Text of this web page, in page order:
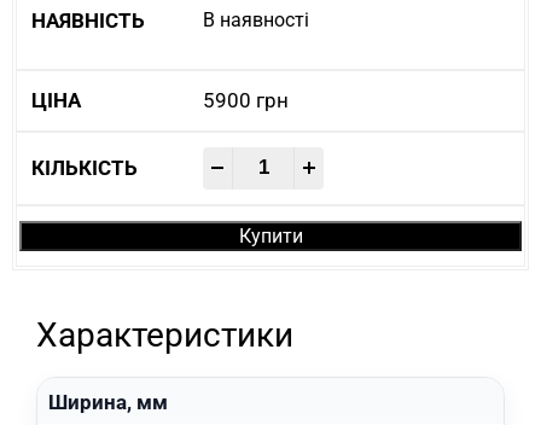
В наявності
5900 грн
Купити
Характеристики
Ширина, мм